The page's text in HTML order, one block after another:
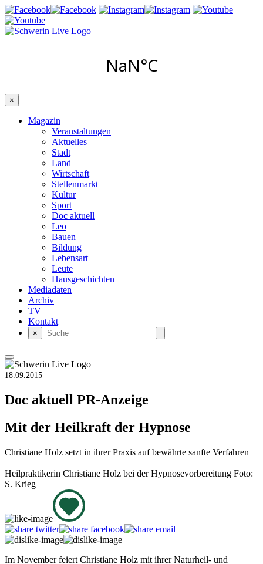
×
Magazin
Veranstaltungen
Aktuelles
Stadt
Land
Wirtschaft
Stellenmarkt
Kultur
Sport
Doc aktuell
Leo
Bauen
Bildung
Lebensart
Leute
Hausgeschichten
Mediadaten
Archiv
TV
Kontakt
×
18.09.2015
Doc aktuell PR-Anzeige
Mit der Heilkraft der Hypnose
Christiane Holz setzt in ihrer Praxis auf bewährte sanfte Verfahren
Heilpraktikerin Christiane Holz bei der Hypnosevorbereitung Foto:
S. Krieg
Im November feiert Christiane Holz mit ihrer Naturheil- und